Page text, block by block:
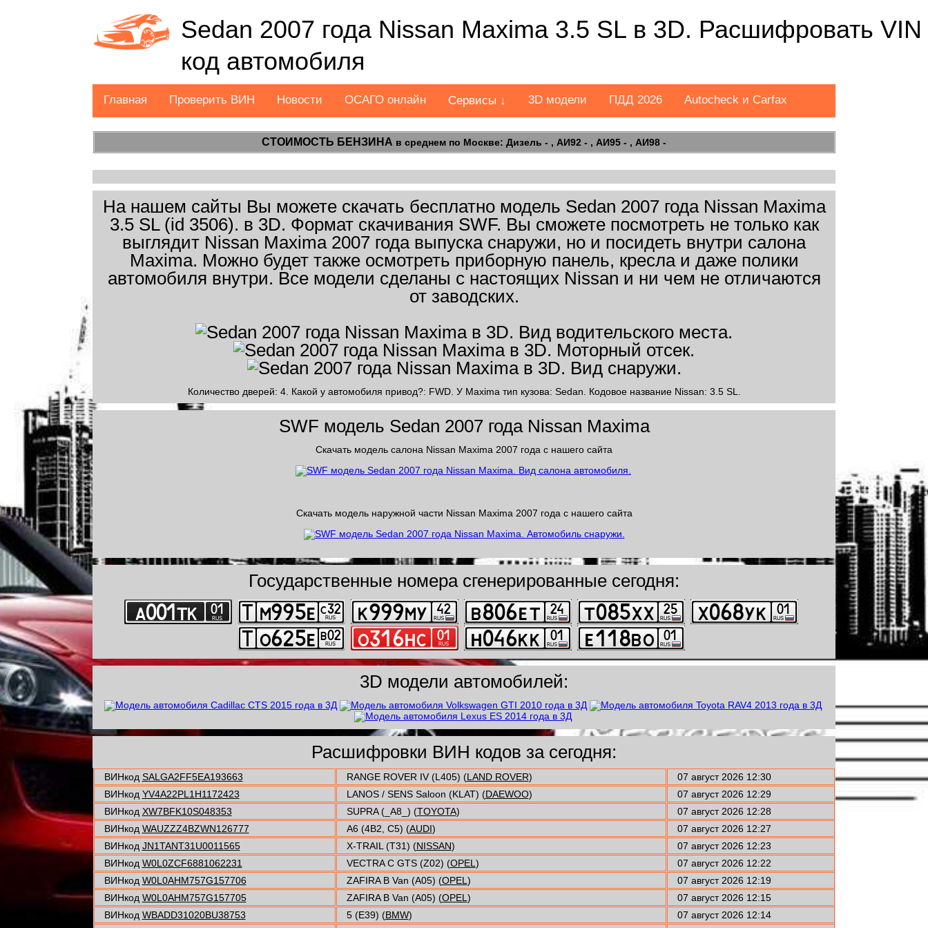
Sedan 2007 года Nissan Maxima 3.5 SL в 3D. Расшифровать VIN
код автомобиля
Главная Проверить ВИН Новости ОСАГО онлайн Сервисы ↓ 3D модели ПДД 2026 Autocheck и Carfax
СТОИМОСТЬ БЕНЗИНА в среднем по Москве: Дизель - , АИ92 - , АИ95 - , АИ98 -
На нашем сайты Вы можете скачать бесплатно модель Sedan 2007 года Nissan Maxima
3.5 SL (id 3506). в 3D. Формат скачивания SWF. Вы сможете посмотреть не только как
выглядит Nissan Maxima 2007 года выпуска снаружи, но и посидеть внутри салона
Maxima. Можно будет также осмотреть приборную панель, кресла и даже полики
автомобиля внутри. Все модели сделаны с настоящих Nissan и ни чем не отличаются
от заводских.
Количество дверей: 4. Какой у автомобиля привод?: FWD. У Maxima тип кузова: Sedan. Кодовое название Nissan: 3.5 SL.
SWF модель Sedan 2007 года Nissan Maxima
Скачать модель салона Nissan Maxima 2007 года с нашего сайта
Скачать модель наружной части Nissan Maxima 2007 года с нашего сайта
Государственные номера сгенерированные сегодня:
3D модели автомобилей:
Расшифровки ВИН кодов за сегодня:
ВИНкод SALGA2FF5EA193663 RANGE ROVER IV (L405) (LAND ROVER)
07 август 2026 12:30
ВИНкод YV4A22PL1H1172423 LANOS / SENS Saloon (KLAT) (DAEWOO)
07 август 2026 12:29
ВИНкод XW7BFK10S048353 SUPRA (_A8_) (TOYOTA)
07 август 2026 12:28
ВИНкод WAUZZZ4BZWN126777 A6 (4B2, C5) (AUDI)
07 август 2026 12:27
ВИНкод JN1TANT31U0011565 X-TRAIL (T31) (NISSAN)
07 август 2026 12:23
ВИНкод W0L0ZCF6881062231 VECTRA C GTS (Z02) (OPEL )
07 август 2026 12:22
ВИНкод W0L0AHM757G157706 ZAFIRA B Van (A05) (OPEL )
07 август 2026 12:19
ВИНкод W0L0AHM757G157705 ZAFIRA B Van (A05) (OPEL )
07 август 2026 12:15
ВИНкод WBADD31020BU38753 5 (E39) (BMW)
07 август 2026 12:14